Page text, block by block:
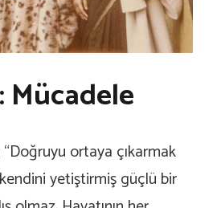
Mücadele
ortaya çıkarmak
yetiştirmiş güçlü bir